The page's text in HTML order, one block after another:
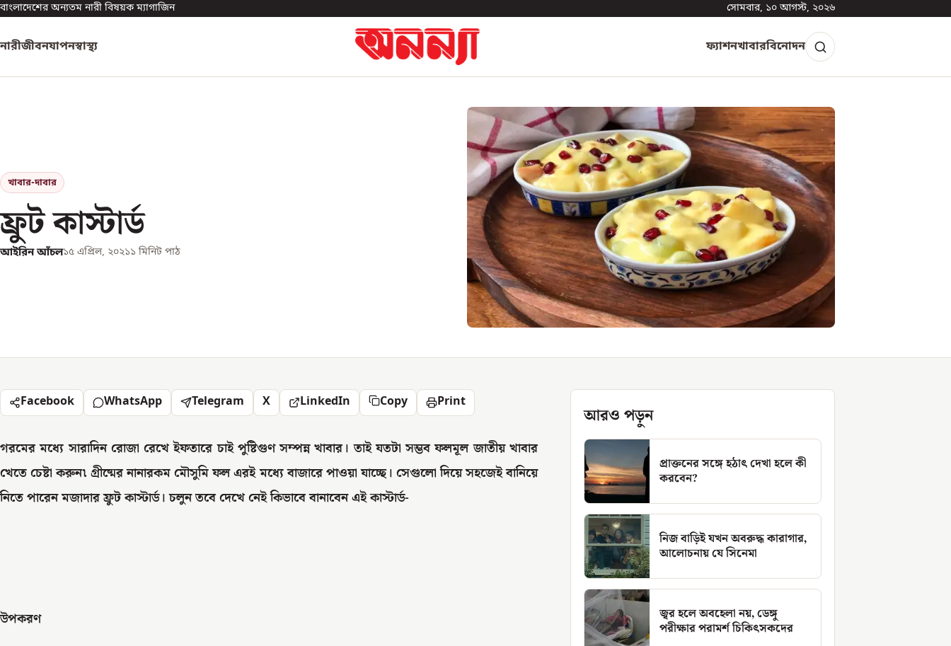
বাংলাদেশের অন্যতম নারী বিষয়ক ম্যাগাজিন সোমবার, ১০ আগস্ট, ২০২৬
নারীজীবনযাপনস্বাস্থ্য ফ্যাশনখাবারবিনোদন
খাবার-দাবার
ফ্রুট কাস্টার্ড
আইরিন আঁচল১৫ এপ্রিল, ২০২১১ মিনিট পাঠ
Facebook WhatsApp Telegram X LinkedIn Copy Print
গরমের মধ্যে সারাদিন রোজা রেখে ইফতারে চাই পুষ্টিগুণ সম্পন্ন খাবার। তাই যতটা সম্ভব ফলমূল জাতীয় খাবার
খেতে চেষ্টা করুন৷ গ্রীষ্মের নানারকম মৌসুমি ফল এরই মধ্যে বাজারে পাওয়া যাচ্ছে। সেগুলো দিয়ে সহজেই বানিয়ে
নিতে পারেন মজাদার ফ্রুট কাস্টার্ড। চলুন তবে দেখে নেই কিভাবে বানাবেন এই কাস্টার্ড-
উপকরণ
আরও পড়ুন
প্রাক্তনের সঙ্গে হঠাৎ দেখা হলে কী
করবেন?
নিজ বাড়িই যখন অবরুদ্ধ কারাগার,
আলোচনায় যে সিনেমা
জ্বর হলে অবহেলা নয়, ডেঙ্গু
পরীক্ষার পরামর্শ চিকিৎসকদের